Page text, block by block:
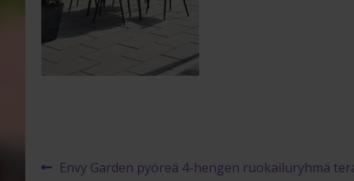
Artikkelien
Edellinen
Envy Garden pyöreä 4-hengen ruokailuryhmä